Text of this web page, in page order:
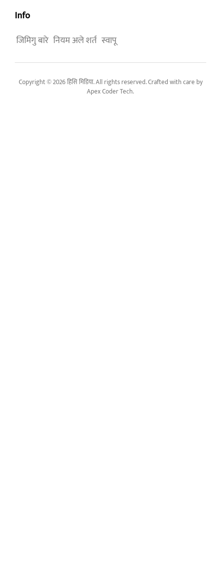
Info
जिमिगु बारे नियम अले शर्त स्वापू
Copyright © 2026 हिसि मिडिया. All rights reserved. Crafted with care by
Apex Coder Tech.